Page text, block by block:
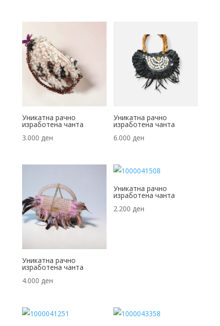
Уникатна рачно
изработена чанта
3.000 ден
Уникатна рачно
изработена чанта
6.000ден
Уникатна рачно
изработена чанта
4.000 ден
Уникатна рачно
изработена чанта
2.200ден